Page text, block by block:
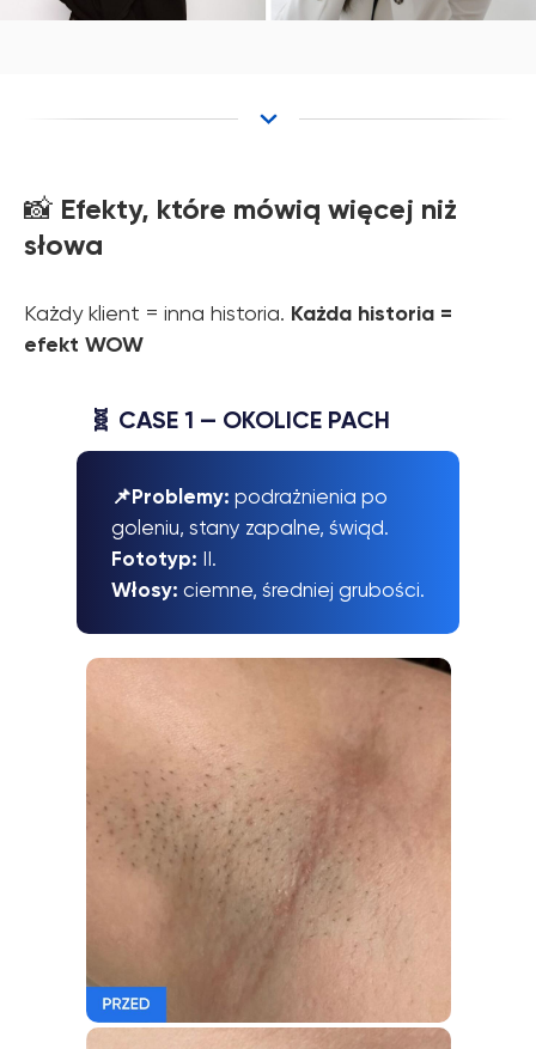
📸 Efekty, które mówią więcej niż
słowa
Każdy klient = inna historia. Każda historia =
efekt WOW
📌Problemy: podrażnienia po
goleniu, stany zapalne, świąd.
Fototyp: II.
Włosy: ciemne, średniej grubości.
🧬 CASE 1 — OKOLICE PACH